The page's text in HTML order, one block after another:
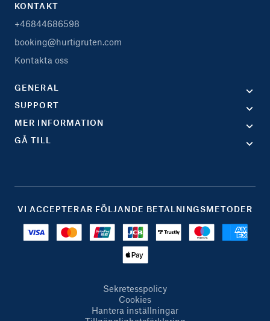
KONTAKT
+46844686598
booking@hurtigruten.com
Kontakta oss
GENERAL
SUPPORT
MER INFORMATION
GÅ TILL
VI ACCEPTERAR FÖLJANDE BETALNINGSMETODER
Sekretesspolicy
Cookies
Hantera inställningar